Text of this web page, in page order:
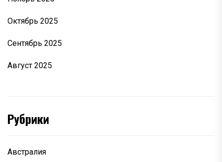
Октябрь 2025
Сентябрь 2025
Август 2025
Рубрики
Австралия